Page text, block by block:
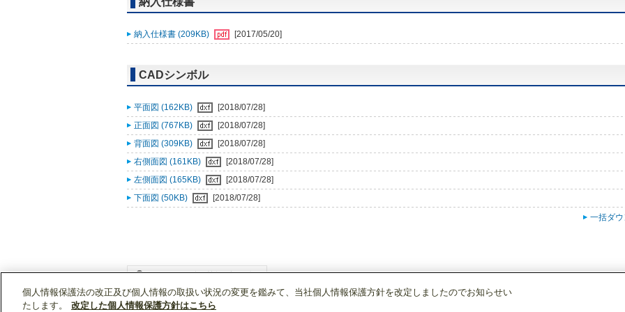
納入仕様書 (209KB) [2017/05/20]
CADシンボル
平面図 (162KB)
[2018/07/28]
正面図 (767KB)
[2018/07/28]
背面図 (309KB)
[2018/07/28]
右側面図 (161KB)
[2018/07/28]
左側面図 (165KB)
[2018/07/28]
下面図 (50KB)
[2018/07/28]
一括ダ
WIN2Kトップ 製品情報
個人情報保護法の改正及び個人情報の取扱い状況の変更を鑑みて、当社個人情報保護方針を改定しましたのでお知らせい
たします。
改定した個人情報保護方針はこちら